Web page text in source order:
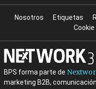
Nosotros Etiquetas
Cookie
BPS forma parte de
marketing B2B,